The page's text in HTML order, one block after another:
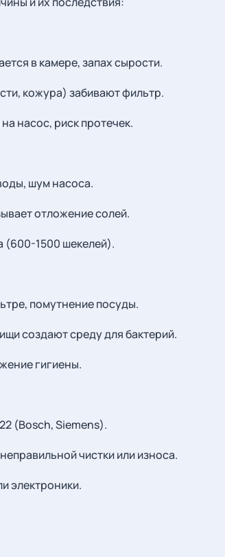
в камере, запах сырости.
кожура) забивают фильтр.
насос, риск протечек.
шум насоса.
отложение солей.
(600-1500 шекелей).
помутнение посуды.
создают среду для бактерий.
гигиены.
(Bosch, Siemens).
чистки или износа.
электроники.